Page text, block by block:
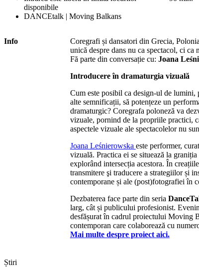
disponibile
DANCEtalk | Moving Balkans
Info
Coregrafi și dansatori din Grecia,
unică despre dans nu ca spectacol, ci ca
Fă parte din conversație cu: Joana
Introducere în dramaturgia vizuală
Cum este posibil ca design-ul de lumini,
alte semnificații, să potențeze un
dramaturgic? Coregrafa poloneză va
vizuale, pornind de la propriile practici,
aspectele vizuale ale spectacolelor nu
Joana Leśnierowska este performer,
vizuală. Practica ei se situează la
explorând intersecția acestora. În
transmitere şi traducere a strategiilor și
contemporane și ale (post)fotografiei în
Dezbaterea face parte din seria
larg, cât și publicului profesionist.
desfășurat în cadrul proiectului Moving
contemporan care colaborează cu
Mai multe despre proiect aici.
Știri